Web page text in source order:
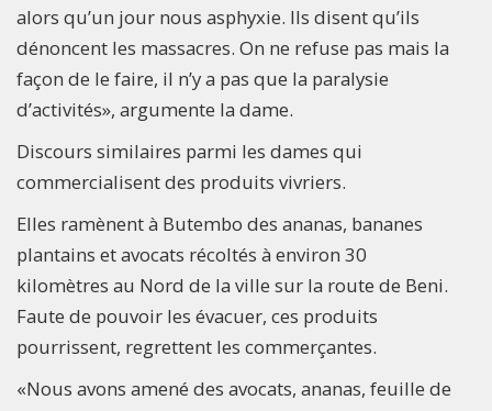
alors qu’un jour nous asphyxie. Ils disent qu’ils
dénoncent les massacres. On ne refuse pas mais la
façon de le faire, il n’y a pas que la paralysie
d’activités», argumente la dame.
Discours similaires parmi les dames qui
commercialisent des produits vivriers.
Elles ramènent à Butembo des ananas, bananes
plantains et avocats récoltés à environ 30
kilomètres au Nord de la ville sur la route de Beni.
Faute de pouvoir les évacuer, ces produits
pourrissent, regrettent les commerçantes.
«Nous avons amené des avocats, ananas, feuille de